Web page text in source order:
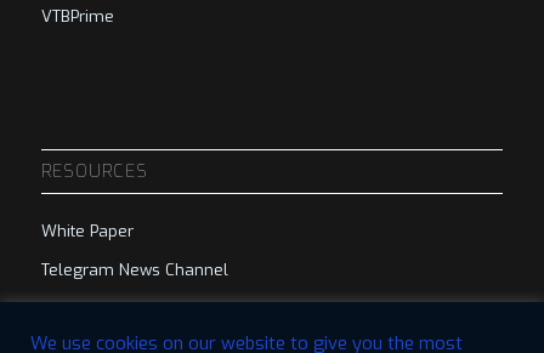
VTBPrime
RESOURCES
White Paper
Telegram News Channel
Telegram Group
We use cookies on our website to give you the most